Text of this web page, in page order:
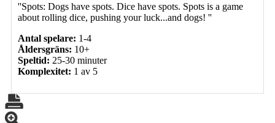
''Spots: Dogs have spots. Dice have spots. Spots is a game
about rolling dice, pushing your luck...and dogs! ''
Antal spelare: 1-4
Åldersgräns: 10+
Speltid: 25-30 minuter
Komplexitet: 1 av 5